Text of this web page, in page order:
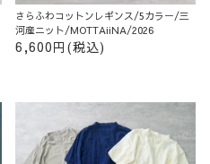
さらふわコットンレギンス/5カラー/三
河産ニット/MOTTAiiNA/2026
6,600円(税込)